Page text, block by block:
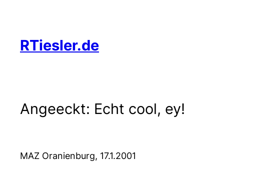
springen
RTiesler.de
Angeeckt: Echt cool, ey!
MAZ Oranienburg, 17.1.2001